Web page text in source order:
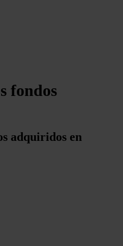
fondos
adquiridos en